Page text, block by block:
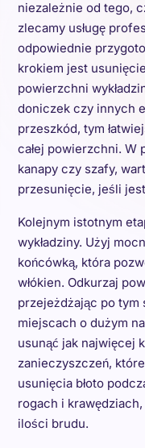
niezależnie od tego,
zlecamy usługę
odpowiednie
krokiem jest
powierzchni
doniczek czy innych
przeszkód, tym
całej powierzchni. W
kanapy czy szafy,
przesunięcie, jeśli
Kolejnym istotnym
wykładziny. Użyj
końcówką, która
włókien. Odkurzaj
przejeżdżając po tym
miejscach o dużym
usunąć jak najwięcej
zanieczyszczeń,
usunięcia błoto
rogach i
ilości brudu.